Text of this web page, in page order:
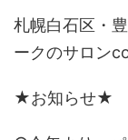
札幌白石区・
ークのサロン
★お知らせ★